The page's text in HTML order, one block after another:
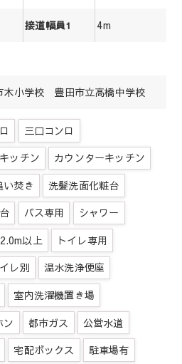
接道幅員1 4m
木小学校 豊田市立高橋中学校
三口コンロ
ッチン
カウンターキッチン
い焚き
洗髪洗面化粧台
バス専用
シャワー
以上
トイレ専用
レ別
温水洗浄便座
室内洗濯機置き場
ン
都市ガス
公営水道
宅配ボックス
駐車場有